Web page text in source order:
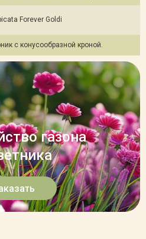
Forever Goldi
с конусообразной кроной.
газона